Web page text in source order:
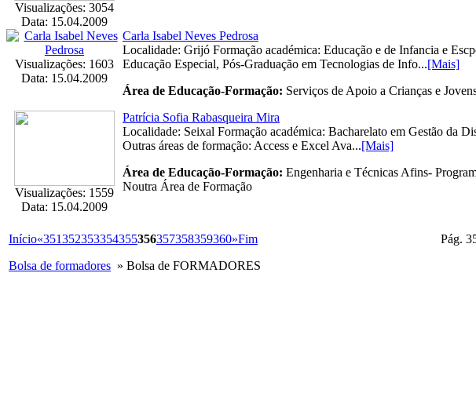
Visualizações: 3054
Data: 15.04.2009
Visualizações: 1603
Data: 15.04.2009
Carla Isabel Neves Pedrosa
Localidade: Grijó Formação académica: Educação e de Infancia e
Educação Especial, Pós-Graduação em Tecnologias de Info...[Mais]
Área de Educação-Formação: Serviços de Apoio a Crianças e
Visualizações: 1559
Data: 15.04.2009
Patrícia Sofia Rabasqueira Mira
Localidade: Seixal Formação académica: Bacharelato em Gestão da
Outras áreas de formação: Access e Excel Ava...[Mais]
Área de Educação-Formação: Engenharia e Técnicas Afins-
Noutra Área de Formação
Início«351352353354355356357358359360»Fim
Pág.
Bolsa de formadores » Bolsa de FORMADORES